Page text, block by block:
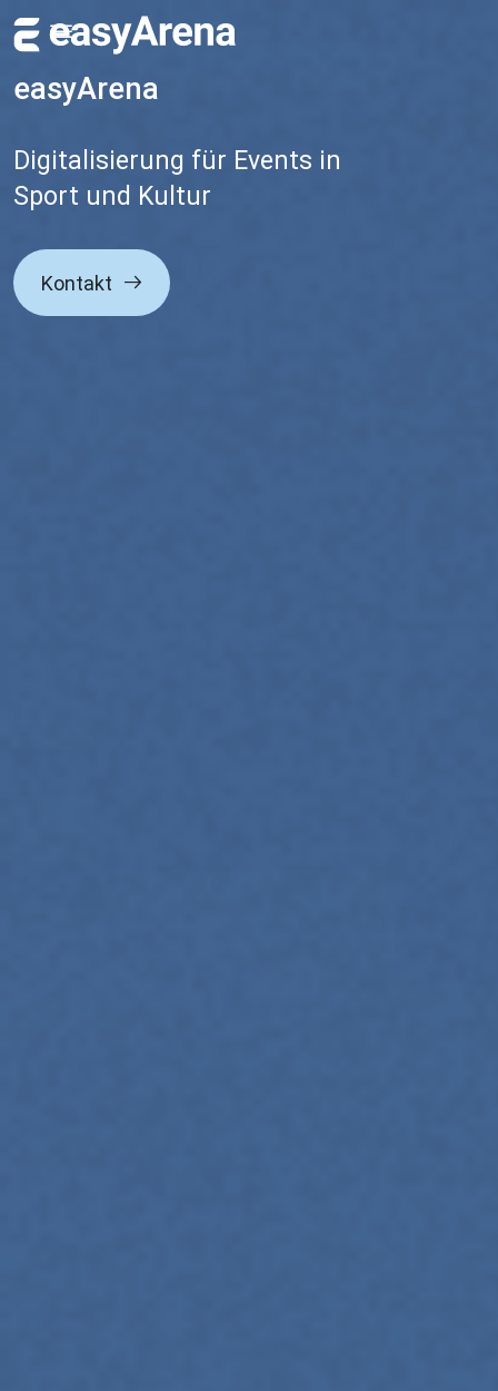
Direkt zum Inhalt
easyArena
Digitalisierung für Events in
Sport und Kultur
Kontakt